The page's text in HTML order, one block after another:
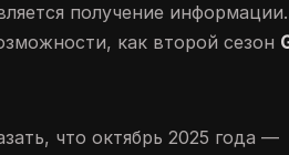
получение
как второй сезон
что октябрь 2025 года —